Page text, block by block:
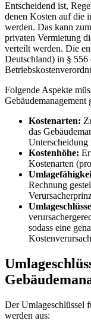
Entscheidend ist,
denen Kosten auf die
werden. Das kann
privaten Vermietung
verteilt werden. Die
Deutschland) in § 556
Folgende Aspekte
Gebäudemanagement
Kostenarten:
das
Unterscheidung
Kostenhöhe:
Kostenarten
Rechnung
sodass eine
Der Umlageschlüssel
werden aus: